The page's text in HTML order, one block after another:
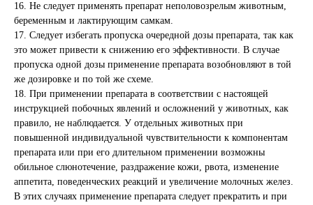
16. Не следует применять препарат неполовозрелым животным,
беременным и лактирующим самкам.
17. Следует избегать пропуска очередной дозы препарата, так как
это может привести к снижению его эффективности. В случае
пропуска одной дозы применение препарата возобновляют в той
же дозировке и по той же схеме.
18. При применении препарата в соответствии с настоящей
инструкцией побочных явлений и осложнений у животных, как
правило, не наблюдается. У отдельных животных при
повышенной индивидуальной чувствительности к компонентам
препарата или при его длительном применении возможны
обильное слюнотечение, раздражение кожи, рвота, изменение
аппетита, поведенческих реакций и увеличение молочных желез.
В этих случаях применение препарата следует прекратить и при